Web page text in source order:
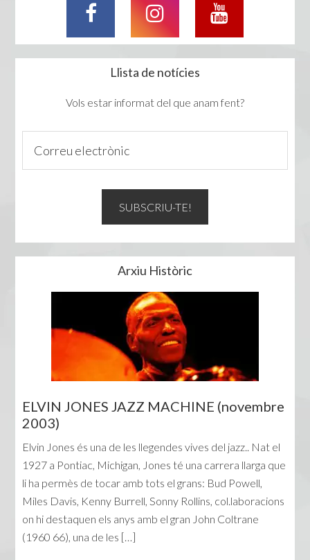
Llista de notícies
Vols estar informat del que anam fent?
Arxiu Històric
ELVIN JONES JAZZ MACHINE (novembre
2003)
Elvin Jones és una de les llegendes vives del jazz.. Nat el
1927 a Pontiac, Michigan, Jones té una carrera llarga que
li ha permès de tocar amb tots el grans: Bud Powell,
Miles Davis, Kenny Burrell, Sonny Rollins, col.laboracions
on hi destaquen els anys amb el gran John Coltrane
(1960 66), una de les […]